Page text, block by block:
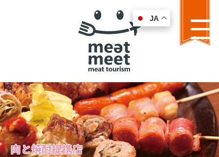
JA
JA
MENU
肉と焼酎提携店